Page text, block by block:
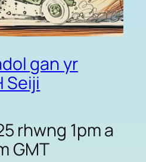
gan yr
Seiji
rhwng 1pm a
GMT